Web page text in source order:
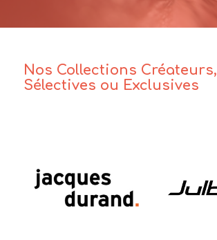
Nos Collections Créateurs,
Sélectives ou Exclusives